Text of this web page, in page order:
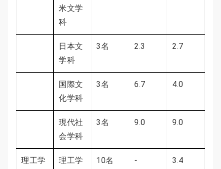
米文学
科
日本文
学科
3名 2.3 2.7
国際文
化学科
3名 6.7 4.0
現代社
会学科
3名 9.0 9.0
理工学
理工学
10名 - 3.4